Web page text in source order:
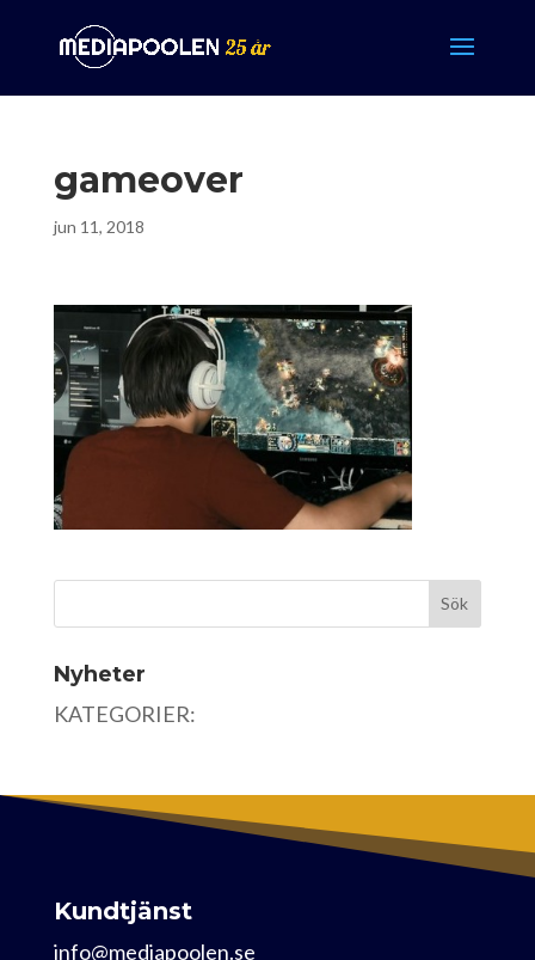
gameover
jun 11, 2018
Nyheter
KATEGORIER:
Kundtjänst
info@mediapoolen.se